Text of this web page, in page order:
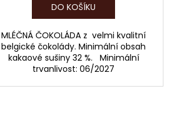
DO KOŠÍKU
MLÉČNÁ ČOKOLÁDA z velmi kvalitní
belgické čokolády. Minimální obsah
kakaové sušiny 32 %. Minimální
trvanlivost: 06/2027